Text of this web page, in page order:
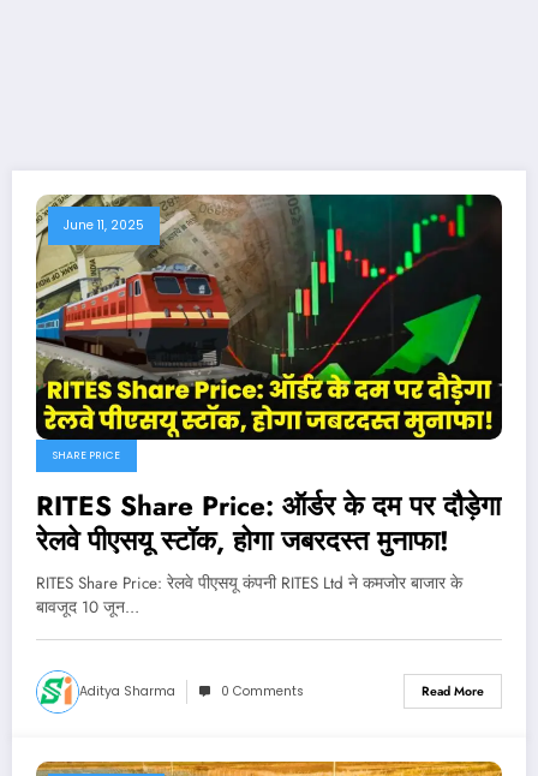
June 11, 2025
SHARE PRICE
RITES Share Price: ऑर्डर के दम पर दौड़ेगा
रेलवे पीएसयू स्टॉक, होगा जबरदस्त मुनाफा!
RITES Share Price: रेलवे पीएसयू कंपनी RITES Ltd ने कमजोर बाजार के
बावजूद 10 जून…
Aditya Sharma 0 Comments Read More